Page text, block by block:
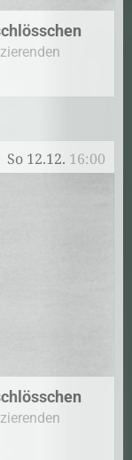
So 12.12. 16:00